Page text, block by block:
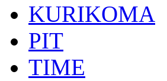
KURIKOMA
PIT
TIME